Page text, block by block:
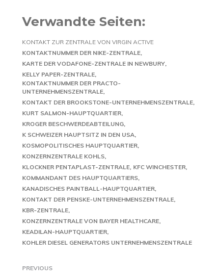
Verwandte Seiten:
KONTAKT ZUR ZENTRALE VON VIRGIN ACTIVE
KONTAKTNUMMER DER NIKE-ZENTRALE
KARTE DER VODAFONE-ZENTRALE IN NEWBURY
KELLY PAPER-ZENTRALE
KONTAKTNUMMER DER PRACTO-
UNTERNEHMENSZENTRALE
KONTAKT DER BROOKSTONE-UNTERNEHMENSZENTRALE
KURT SALMON-HAUPTQUARTIER
KROGER BESCHWERDEABTEILUNG
K SCHWEIZER HAUPTSITZ IN DEN USA
KOSMOPOLITISCHES HAUPTQUARTIER
KONZERNZENTRALE KOHLS
KLOCKNER PENTAPLAST-ZENTRALE KFC WINCHESTER
KOMMANDANT DES HAUPTQUARTIERS
KANADISCHES PAINTBALL-HAUPTQUARTIER
KONTAKT DER PENSKE-UNTERNEHMENSZENTRALE
KBR-ZENTRALE
KONZERNZENTRALE VON BAYER HEALTHCARE
KEADILAN-HAUPTQUARTIER
KOHLER DIESEL GENERATORS UNTERNEHMENSZENTRALE
PREVIOUS